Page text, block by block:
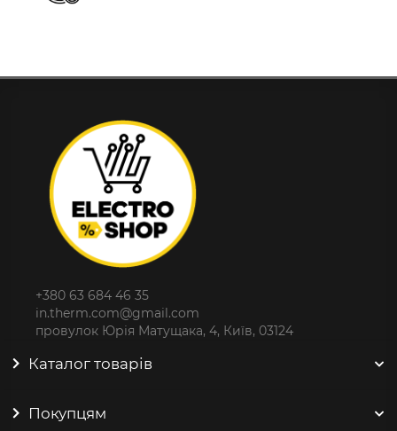
+380 63 684 46 35
in.therm.com@gmail.com
провулок Юрія Матущака, 4, Київ, 03124
Каталог товарів
Покупцям